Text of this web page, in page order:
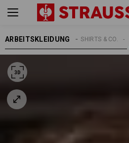
ARBEITSKLEIDUNG SHIRTS & CO.
DAMEN